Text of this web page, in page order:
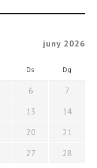
juny 2026
Ds Dg
6
7
13
14
20
21
27
28